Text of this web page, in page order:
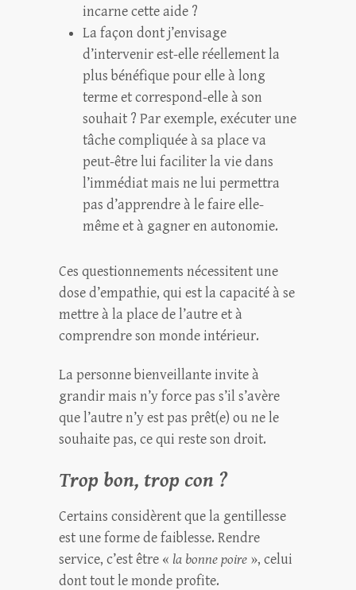
incarne cette aide ?
La façon dont j’envisage
d’intervenir est-elle réellement la
plus bénéfique pour elle à long
terme et correspond-elle à son
souhait ? Par exemple, exécuter une
tâche compliquée à sa place va
peut-être lui faciliter la vie dans
l’immédiat mais ne lui permettra
pas d’apprendre à le faire elle-
même et à gagner en autonomie.
Ces questionnements nécessitent une
dose d’empathie, qui est la capacité à se
mettre à la place de l’autre et à
comprendre son monde intérieur.
La personne bienveillante invite à
grandir mais n’y force pas s’il s’avère
que l’autre n’y est pas prêt(e) ou ne le
souhaite pas, ce qui reste son droit.
Trop bon, trop con ?
Certains considèrent que la gentillesse
est une forme de faiblesse. Rendre
service, c’est être « la bonne poire », celui
dont tout le monde profite.